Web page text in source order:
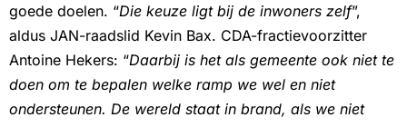
goede doelen. “Die keuze ligt bij de inwoners zelf”,
aldus JAN-raadslid Kevin Bax. CDA-fractievoorzitter
Antoine Hekers: “Daarbij is het als gemeente ook niet te
doen om te bepalen welke ramp we wel en niet
ondersteunen. De wereld staat in brand, als we niet